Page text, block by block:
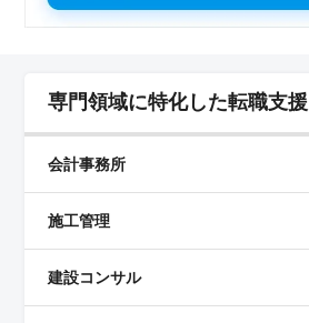
専門領域に特化した転職支援
会計事務所
施工管理
建設コンサル